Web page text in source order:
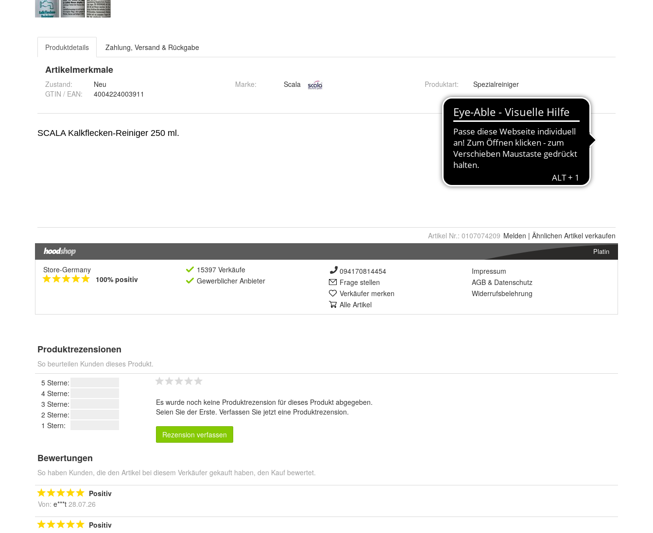
Produktdetails Zahlung, Versand & Rückgabe
Artikelmerkmale
Zustand:
Neu
GTIN / EAN:
4004224003911
Marke: Scala Produktart: Spezialreiniger
Artikel Nr.: 0107074209 Melden | Ähnlichen Artikel verkaufen
Platin
Store-Germany
100% positiv
15397 Verkäufe
Gewerblicher Anbieter
094170814454
Frage stellen
Verkäufer merken
Alle Artikel
Impressum
AGB & Datenschutz
Widerrufsbelehrung
Produktrezensionen
So beurteilen Kunden dieses Produkt.
5 Sterne:
4 Sterne:
3 Sterne:
2 Sterne:
1 Stern:
Es wurde noch keine Produktrezension für dieses Produkt abgegeben.
Seien Sie der Erste. Verfassen Sie jetzt eine Produktrezension.
Rezension verfassen
Bewertungen
So haben Kunden, die den Artikel bei diesem Verkäufer gekauft haben, den Kauf bewertet.
Positiv
Von: e***t 28.07.26
Positiv